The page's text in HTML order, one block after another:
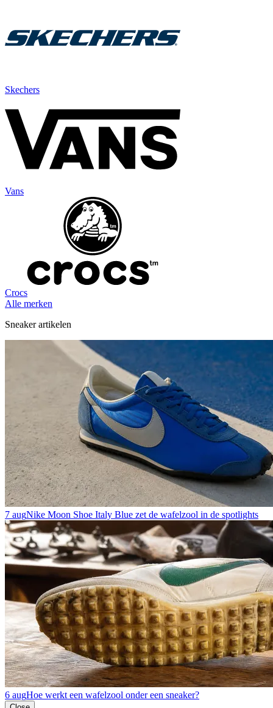
Skechers
Vans
Crocs
Alle merken
Sneaker artikelen
7 augNike Moon Shoe Italy Blue zet de wafelzool in de spotlights
6 augHoe werkt een wafelzool onder een sneaker?